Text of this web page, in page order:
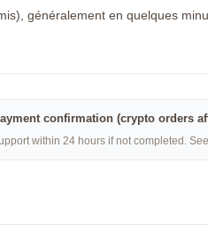
généralement en quelques
confirmation (crypto orders
within 24 hours if not completed. See